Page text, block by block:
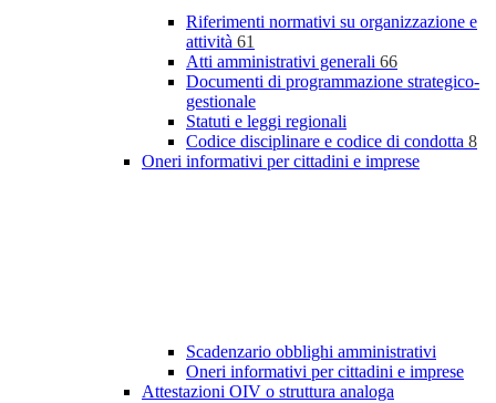
Riferimenti normativi su organizzazione e
attività 61
Atti amministrativi generali 66
Documenti di programmazione strategico-
gestionale
Statuti e leggi regionali
Codice disciplinare e codice di condotta 8
Oneri informativi per cittadini e imprese
Scadenzario obblighi amministrativi
Oneri informativi per cittadini e imprese
Attestazioni OIV o struttura analoga